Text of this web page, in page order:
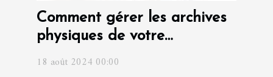
Comment gérer les archives
physiques de votre
18 août 2024 00:00